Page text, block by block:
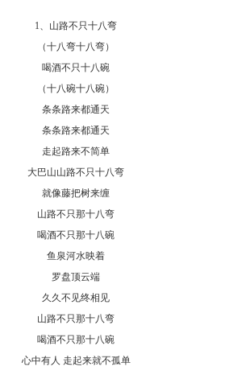
1、山路不只十八弯
（十八弯十八弯）
喝酒不只十八碗
（十八碗十八碗）
条条路来都通天
条条路来都通天
走起路来不简单
大巴山山路不只十八弯
就像藤把树来缠
山路不只那十八弯
喝酒不只那十八碗
鱼泉河水映着
罗盘顶云端
久久不见终相见
山路不只那十八弯
喝酒不只那十八碗
心中有人 走起来就不孤单